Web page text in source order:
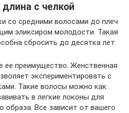
с челкой
со средними волосами до плеч
эликсиром молодости. Такая
сбросить до десятка лет.
ее преимущество. Женственная
экспериментировать с
Такие волосы можно как
в легкие локоны для
образа. Все зависит от вашего